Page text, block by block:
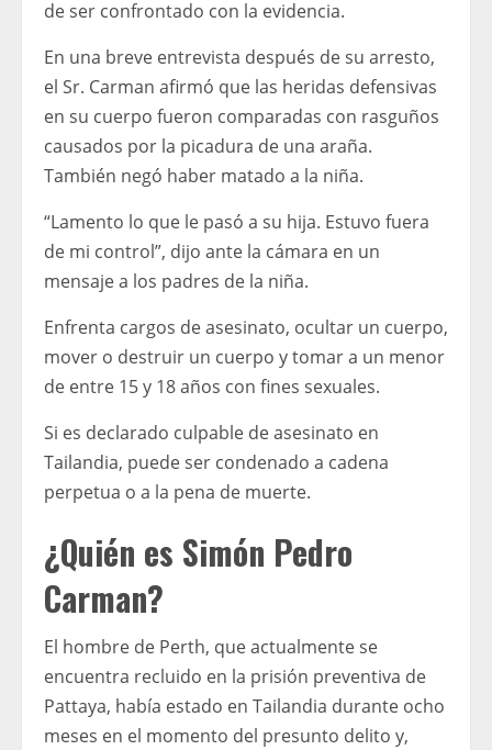
de ser confrontado con la evidencia.
En una breve entrevista después de su arresto,
el Sr. Carman afirmó que las heridas defensivas
en su cuerpo fueron comparadas con rasguños
causados ​​por la picadura de una araña.
También negó haber matado a la niña.
“Lamento lo que le pasó a su hija. Estuvo fuera
de mi control”, dijo ante la cámara en un
mensaje a los padres de la niña.
Enfrenta cargos de asesinato, ocultar un cuerpo,
mover o destruir un cuerpo y tomar a un menor
de entre 15 y 18 años con fines sexuales.
Si es declarado culpable de asesinato en
Tailandia, puede ser condenado a cadena
perpetua o a la pena de muerte.
¿Quién es Simón Pedro
Carman?
El hombre de Perth, que actualmente se
encuentra recluido en la prisión preventiva de
Pattaya, había estado en Tailandia durante ocho
meses en el momento del presunto delito y,